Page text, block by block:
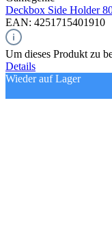
Deckbox Side Holder
EAN: 4251715401910
Um dieses Produkt zu
Details
Wieder auf Lager